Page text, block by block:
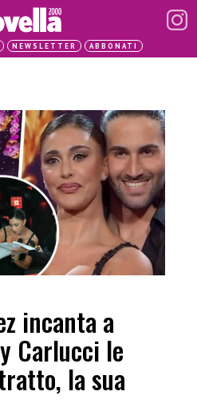
NEWSLETTER ABBONATI
incanta a
Carlucci le
la sua